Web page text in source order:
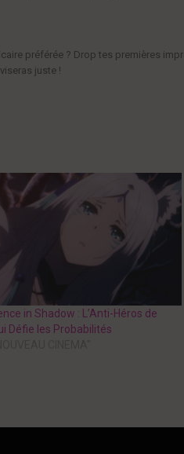
préférée ? Drop tes premières
juste !
in Shadow : L’Anti-Héros de
Défie les Probabilités